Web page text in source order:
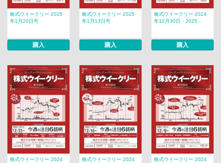
株式ウイークリー 2025
年1月20日号
購入
株式ウイークリー 2025
年1月13日号
購入
株式ウイークリー 2024
年12月30日・2025...
購入
株式ウイークリー 2024
株式ウイークリー 2024
株式ウイークリー 2024